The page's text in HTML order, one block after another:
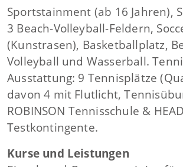
Sportstainment (ab 16 Jahren),
3 Beach-Volleyball-Feldern,
(Kunstrasen), Basketballplatz,
Volleyball und Wasserball.
Ausstattung: 9 Tennisplätze
davon 4 mit Flutlicht,
ROBINSON Tennisschule &
Testkontingente.
Kurse und Leistungen